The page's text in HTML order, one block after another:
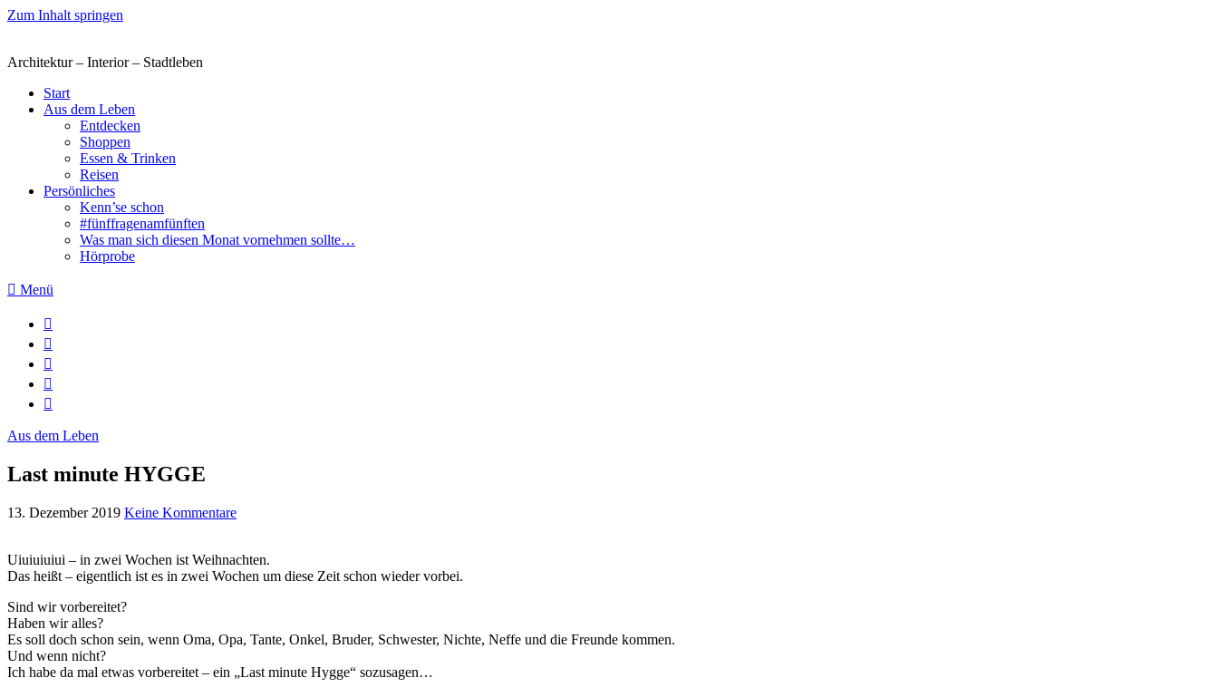
Zum Inhalt springen
Architektur – Interior – Stadtleben
Start
Aus dem Leben
Entdecken
Shoppen
Essen & Trinken
Reisen
Persönliches
Kenn’se schon
#fünffragenamfünften
Was man sich diesen Monat vornehmen sollte…
Hörprobe
Menü
Aus dem Leben
Last minute HYGGE
13. Dezember 2019 Keine Kommentare
Uiuiuiuiui – in zwei Wochen ist Weihnachten.
Das heißt – eigentlich ist es in zwei Wochen um diese Zeit schon wieder vorbei.
Sind wir vorbereitet?
Haben wir alles?
Es soll doch schon sein, wenn Oma, Opa, Tante, Onkel, Bruder, Schwester, Nichte, Neffe und die Freunde kommen.
Und wenn nicht?
Ich habe da mal etwas vorbereitet – ein „Last minute Hygge“ sozusagen…